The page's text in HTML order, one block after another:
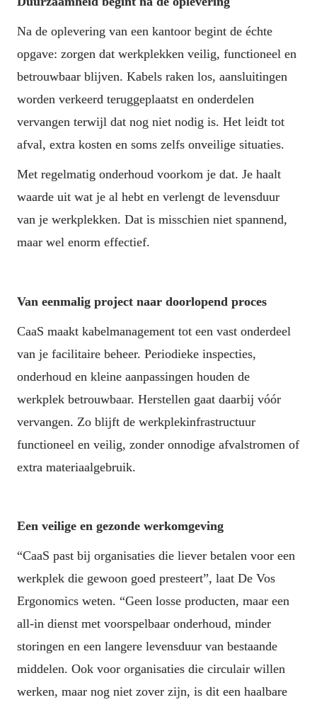
Na de oplevering van een kantoor begint de échte
opgave: zorgen dat werkplekken veilig, functioneel en
betrouwbaar blijven. Kabels raken los, aansluitingen
worden verkeerd teruggeplaatst en onderdelen
vervangen terwijl dat nog niet nodig is. Het leidt tot
afval, extra kosten en soms zelfs onveilige situaties.
Met regelmatig onderhoud voorkom je dat. Je haalt
waarde uit wat je al hebt en verlengt de levensduur
van je werkplekken. Dat is misschien niet spannend,
maar wel enorm effectief.
Van eenmalig project naar doorlopend proces
CaaS maakt kabelmanagement tot een vast onderdeel
van je facilitaire beheer. Periodieke inspecties,
onderhoud en kleine aanpassingen houden de
werkplek betrouwbaar. Herstellen gaat daarbij vóór
vervangen. Zo blijft de werkplekinfrastructuur
functioneel en veilig, zonder onnodige afvalstromen of
extra materiaalgebruik.
Een veilige en gezonde werkomgeving
“CaaS past bij organisaties die liever betalen voor een
werkplek die gewoon goed presteert”, laat De Vos
Ergonomics weten. “Geen losse producten, maar een
all-in dienst met voorspelbaar onderhoud, minder
storingen en een langere levensduur van bestaande
middelen. Ook voor organisaties die circulair willen
werken, maar nog niet zover zijn, is dit een haalbare